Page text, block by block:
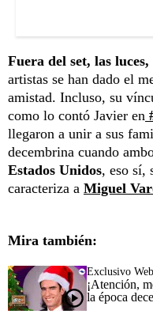
Fuera del set, las
artistas se han dado el
amistad. Incluso, su
como lo contó Javier en
llegaron a unir a sus
decembrina cuando
Estados Unidos, eso sí,
caracteriza a Miguel
Mira también:
Exclusivo Web
¡Atención,
la época